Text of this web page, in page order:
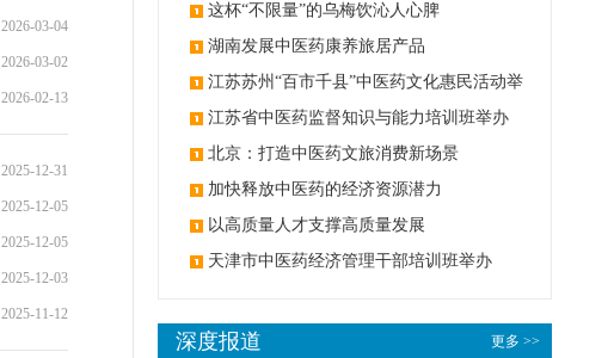
2026-03-04
2026-03-02
2026-02-13
2025-12-31
2025-12-05
2025-12-05
2025-12-03
2025-11-12
这杯“不限量”的乌梅饮沁人心脾
湖南发展中医药康养旅居产品
江苏苏州“百市千县”中医药文化惠民活动举
办 江苏省中医药监督知识与能力培训班举办
北京：打造中医药文旅消费新场景
加快释放中医药的经济资源潜力
以高质量人才支撑高质量发展
天津市中医药经济管理干部培训班举办
更多 >>
深度报道